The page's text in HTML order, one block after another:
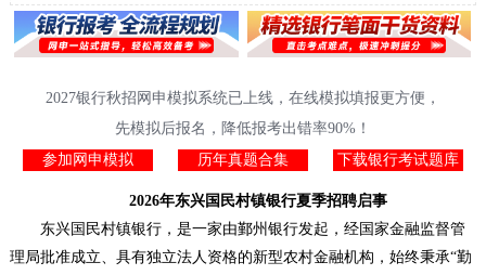
2027银行秋招网申模拟系统已上线，在线模拟填报更方便，
先模拟后报名，降低报考出错率90%！
参加网申模拟
历年真题合集 下载银行考试题库
2026年东兴国民村镇银行夏季招聘启事
东兴国民村镇银行，是一家由鄞州银行发起，经国家金融监督管
理局批准成立、具有独立法人资格的新型农村金融机构，始终秉承“勤